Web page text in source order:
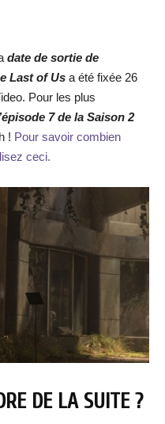
date de sortie de
Last of Us a été fixée 26
Pour les plus
7 de la Saison 2
! Pour savoir combien
ceci.
DE LA SUITE ?